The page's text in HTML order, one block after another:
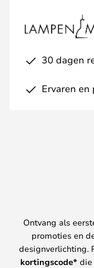
30 dagen
Ervaren
Ontvang als
promoties en
designverlichting.
kortingscode* die